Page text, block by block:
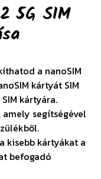
5G SIM
a nanoSIM
kártyát SIM
kártyára.
segítségével
kisebb kártyákat a
befogadó